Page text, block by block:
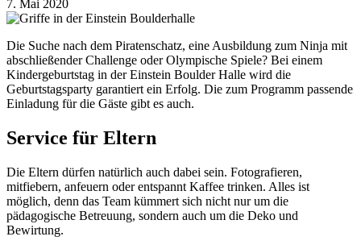
7. Mai 2020
Die Suche nach dem Piratenschatz, eine Ausbildung zum Ninja mit
abschließender Challenge oder Olympische Spiele? Bei einem
Kindergeburtstag in der Einstein Boulder Halle wird die
Geburtstagsparty garantiert ein Erfolg. Die zum Programm passende
Einladung für die Gäste gibt es auch.
Service für Eltern
Die Eltern dürfen natürlich auch dabei sein. Fotografieren,
mitfiebern, anfeuern oder entspannt Kaffee trinken. Alles ist
möglich, denn das Team kümmert sich nicht nur um die
pädagogische Betreuung, sondern auch um die Deko und
Bewirtung.